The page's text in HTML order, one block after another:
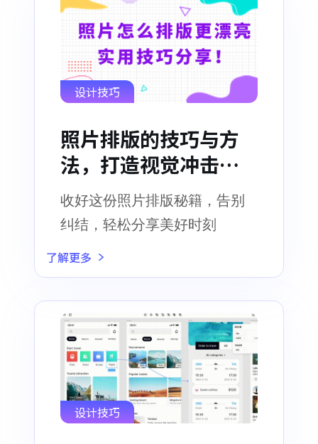
设计技巧
照片排版的技巧与方
法，打造视觉冲击力
的完美指南！
收好这份照片排版秘籍，告别
纠结，轻松分享美好时刻
了解更多
设计技巧